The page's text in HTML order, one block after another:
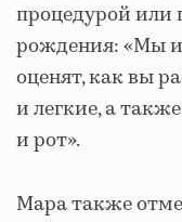
процедурой или
рождения: «Мы
оценят, как вы
и легкие, а
и рот».
Мара также